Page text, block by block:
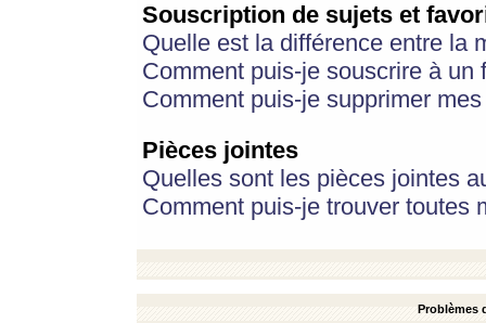
Souscription de sujets et
Quelle est la différence entre la
Comment puis-je souscrire à
Comment puis-je supprimer
Pièces jointes
Quelles sont les pièces jointes
Comment puis-je trouver toutes
Problèmes